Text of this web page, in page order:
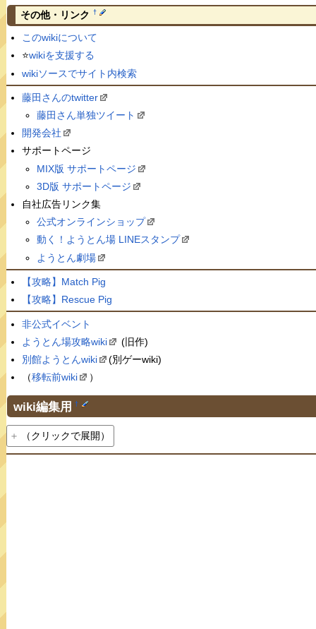
その他・リンク †
このwikiについて
⭐️wikiを支援する
wikiソースでサイト内検索
藤田さんのtwitter
藤田さん単独ツイート
開発会社
サポートページ
MIX版 サポートページ
3D版 サポートページ
自社広告リンク集
公式オンラインショップ
動く！ようとん場 LINEスタンプ
ようとん劇場
【攻略】Match Pig
【攻略】Rescue Pig
非公式イベント
ようとん場攻略wiki
(旧作)
別館ようとんwiki
(別ゲーwiki)
（移転前wiki ）
wiki編集用 †
（クリックで展開）